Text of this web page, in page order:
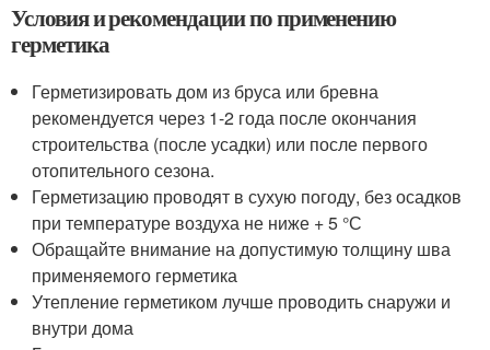
Условия и рекомендации по применению
герметика
Герметизировать дом из бруса или бревна
рекомендуется через 1-2 года после окончания
строительства (после усадки) или после первого
отопительного сезона.
Герметизацию проводят в сухую погоду, без осадков
при температуре воздуха не ниже + 5 °С
Обращайте внимание на допустимую толщину шва
применяемого герметика
Утепление герметиком лучше проводить снаружи и
внутри дома